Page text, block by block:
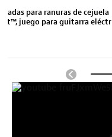
para ranuras de cejuela
juego para guitarra